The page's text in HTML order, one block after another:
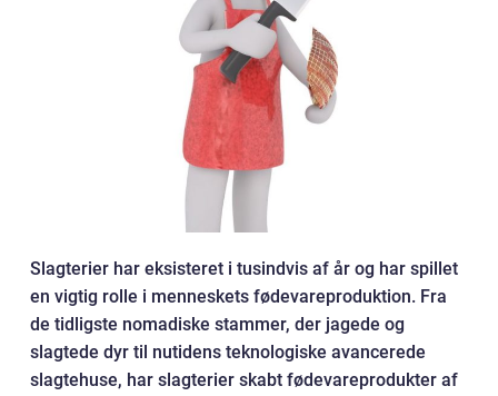
Slagterier har eksisteret i tusindvis af år og har spillet
en vigtig rolle i menneskets fødevareproduktion. Fra
de tidligste nomadiske stammer, der jagede og
slagtede dyr til nutidens teknologiske avancerede
slagtehuse, har slagterier skabt fødevareprodukter af